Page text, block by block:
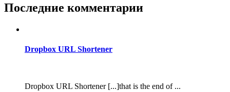
Последние комментарии
Dropbox URL Shortener
Dropbox URL Shortener [...]that is the end of ...